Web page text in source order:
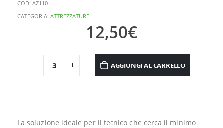
COD: AZ110
CATEGORIA: ATTREZZATURE
12,50€
AGGIUNGI AL CARRELLO
La soluzione ideale per il tecnico che cerca il minimo